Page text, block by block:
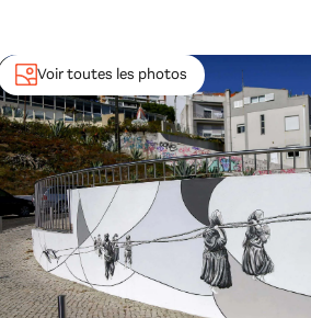
Voir toutes les photos